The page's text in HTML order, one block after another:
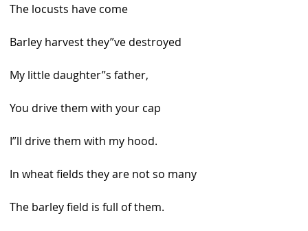
The locusts have come
Barley harvest they”ve destroyed
My little daughter”s father,
You drive them with your cap
I”ll drive them with my hood.
In wheat fields they are not so many
The barley field is full of them.